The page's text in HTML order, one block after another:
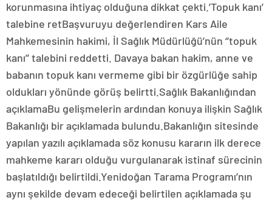
korunmasına ihtiyaç olduğuna dikkat çekti.’Topuk kanı’
talebine retBaşvuruyu değerlendiren Kars Aile
Mahkemesinin hakimi, İl Sağlık Müdürlüğü’nün ‘’topuk
kanı’’ talebini reddetti. Davaya bakan hakim, anne ve
babanın topuk kanı vermeme gibi bir özgürlüğe sahip
oldukları yönünde görüş belirtti.Sağlık Bakanlığından
açıklamaBu gelişmelerin ardından konuya ilişkin Sağlık
Bakanlığı bir açıklamada bulundu.Bakanlığın sitesinde
yapılan yazılı açıklamada söz konusu kararın ilk derece
mahkeme kararı olduğu vurgulanarak istinaf sürecinin
başlatıldığı belirtildi.Yenidoğan Tarama Programı’nın
aynı şekilde devam edeceği belirtilen açıklamada şu